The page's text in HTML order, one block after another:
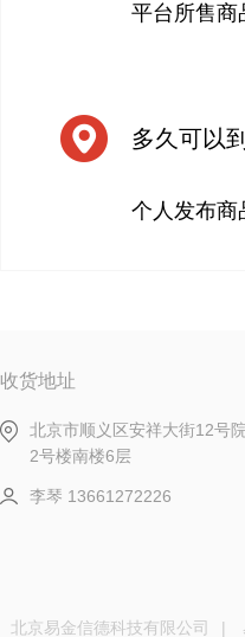
平台所售商
多久可以
个人发布商
收货地址
北京市顺义区安祥大街12号
2号楼南楼6层
李琴 13661272226
北京易金信德科技有限公司
|